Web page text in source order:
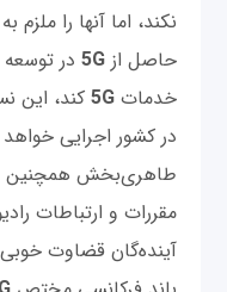
نکند، اما آنها را
حاصل از5G در توسعه
خدمات5Gکند، این
در کشور اجرایی
طاهری‌بخش همچنین
مقررات و ارتباطات
آینده‌گان قضاوت